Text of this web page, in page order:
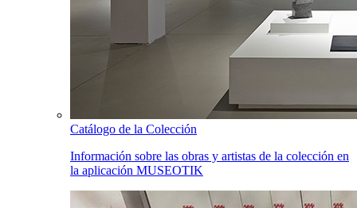
Catálogo de la Colección
Información sobre las obras y artistas de la colección en
la aplicación MUSEOTIK